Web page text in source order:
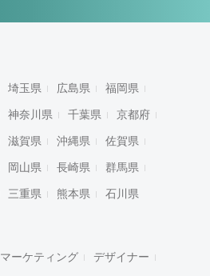
埼玉県 広島県 福岡県
神奈川県 千葉県 京都府
滋賀県 沖縄県 佐賀県
岡山県 長崎県 群馬県
三重県 熊本県 石川県
マーケティング デザイナー